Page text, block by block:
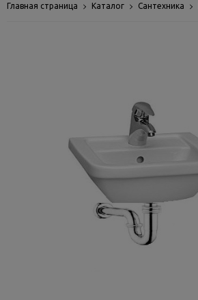
Главная страница Каталог Сантехника